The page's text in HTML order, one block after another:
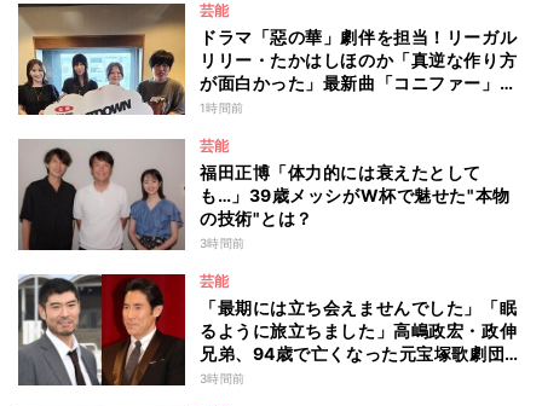
芸能
ドラマ「惡の華」劇伴を担当！リーガル
リリー・たかはしほのか「真逆な作り方
が面白かった」最新曲「コニファー」制
作秘話も
1時間前
芸能
福田正博「体力的には衰えたとして
も…」39歳メッシがW杯で魅せた"本物
の技術"とは？
3時間前
芸能
「最期には立ち会えませんでした」「眠
るように旅立ちました」高嶋政宏・政伸
兄弟、94歳で亡くなった元宝塚歌劇団ト
ップスターの母・寿美花代を追悼 ここ
3時間前